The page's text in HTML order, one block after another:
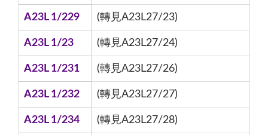
A23L 1/229 (轉見A23L27/23)
A23L 1/23 (轉見A23L27/24)
A23L 1/231 (轉見A23L27/26)
A23L 1/232 (轉見A23L27/27)
A23L 1/234 (轉見A23L27/28)